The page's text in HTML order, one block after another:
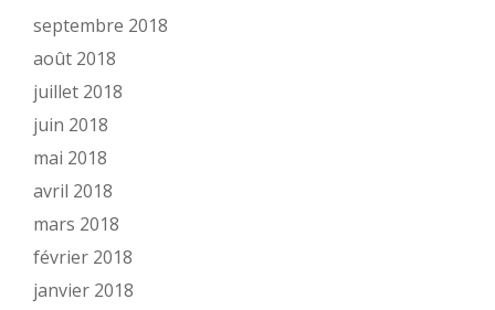
septembre 2018
août 2018
juillet 2018
juin 2018
mai 2018
avril 2018
mars 2018
février 2018
janvier 2018